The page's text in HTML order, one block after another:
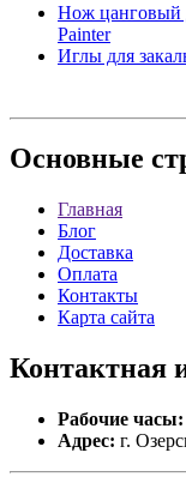
Нож цанговый
Painter
Иглы для
Основные
Главная
Блог
Доставка
Оплата
Контакты
Карта сайта
Контактная
Рабочие часы:
Адрес: г.